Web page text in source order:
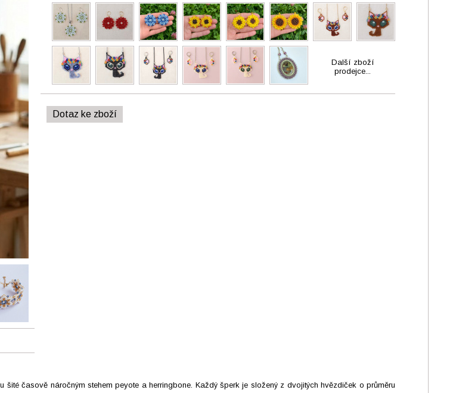
Další zboží
prodejce...
Dotaz ke zboží
časově náročným stehem peyote a herringbone. Každý šperk je složený z dvojitých hvězdiček o průměru